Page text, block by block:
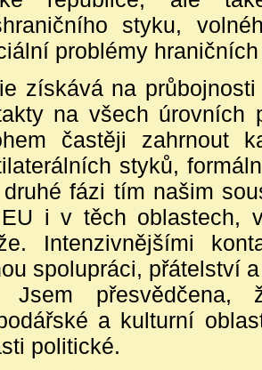
styku,
problémy
získává na
na všech úrovních
častěji zahrnout
styků,
fázi tím našim
i v těch oblastech,
Intenzivnějšími
spolupráci, přátelství
Jsem přesvědčena,
a kulturní
politické.